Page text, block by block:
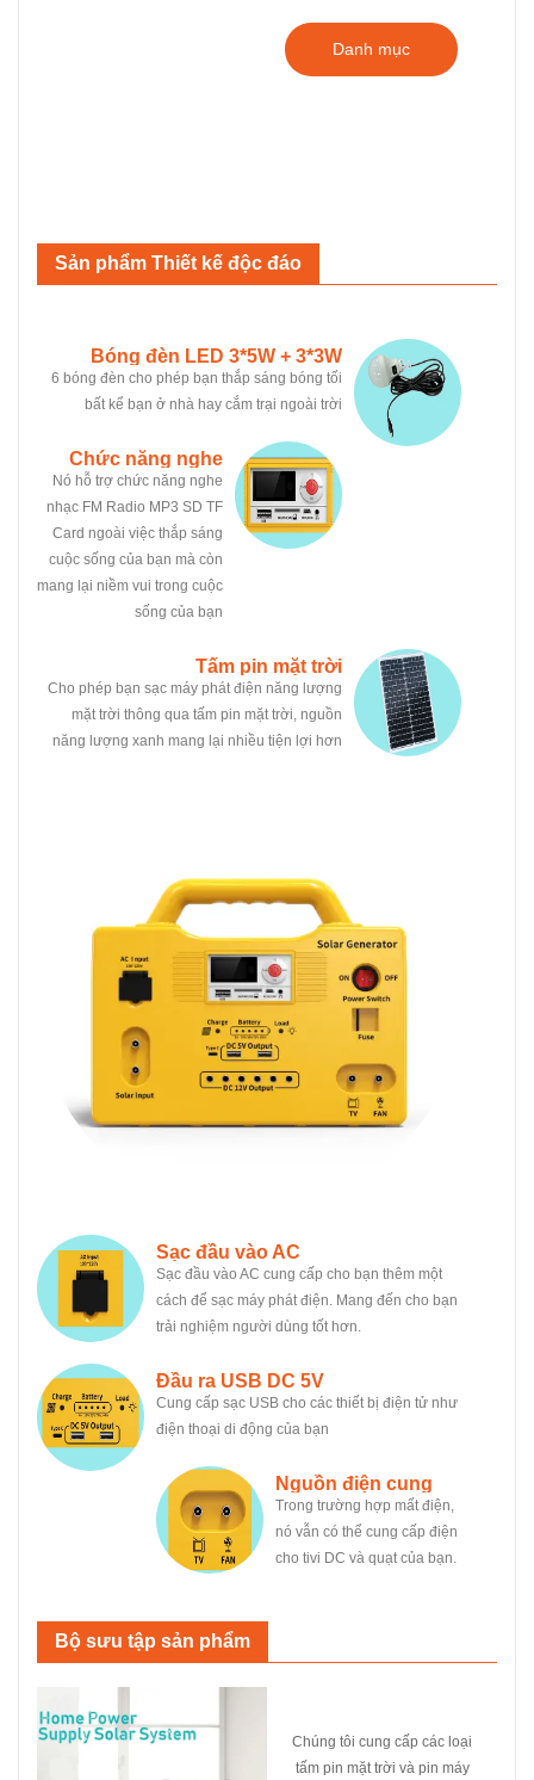
Danh mục
Sản phẩm Thiết kế độc đáo
Bóng đèn LED 3*5W + 3*3W
6 bóng đèn cho phép bạn thắp sáng bóng tối
bất kể bạn ở nhà hay cắm trại ngoài trời
Chức năng nghe
nhạc Radio FM
Nó hỗ trợ chức năng nghe
nhạc FM Radio MP3 SD TF
Card ngoài việc thắp sáng
cuộc sống của bạn mà còn
mang lại niềm vui trong cuộc
sống của bạn
Tấm pin mặt trời
Cho phép bạn sạc máy phát điện năng lượng
mặt trời thông qua tấm pin mặt trời, nguồn
năng lượng xanh mang lại nhiều tiện lợi hơn
Sạc đầu vào AC
Sạc đầu vào AC cung cấp cho bạn thêm một
cách để sạc máy phát điện. Mang đến cho bạn
trải nghiệm người dùng tốt hơn.
Đầu ra USB DC 5V
Cung cấp sạc USB cho các thiết bị điện tử như
điện thoại di động của bạn
Nguồn điện cung
cấp cho TV và quạt
của bạn
Trong trường hợp mất điện,
nó vẫn có thể cung cấp điện
cho tivi DC và quạt của bạn.
Bộ sưu tập sản phẩm
Chúng tôi cung cấp các loại
tấm pin mặt trời và pin máy